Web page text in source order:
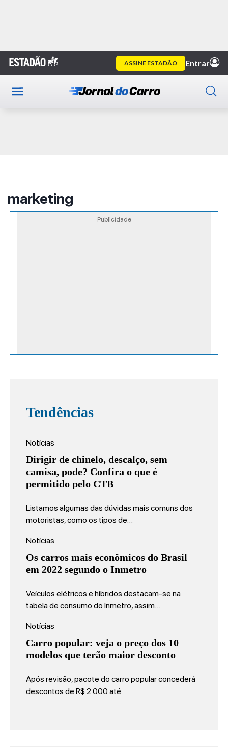
Home
Publicidade
marketing
Publicidade
Tendências
Notícias
Dirigir de chinelo, descalço, sem
camisa, pode? Confira o que é
permitido pelo CTB
Listamos algumas das dúvidas mais comuns dos
motoristas, como os tipos de…
Notícias
Os carros mais econômicos do Brasil
em 2022 segundo o Inmetro
Veículos elétricos e híbridos destacam-se na
tabela de consumo do Inmetro, assim…
Notícias
Carro popular: veja o preço dos 10
modelos que terão maior desconto
Após revisão, pacote do carro popular concederá
descontos de R$ 2.000 até…